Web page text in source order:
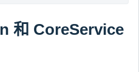
和 CoreService